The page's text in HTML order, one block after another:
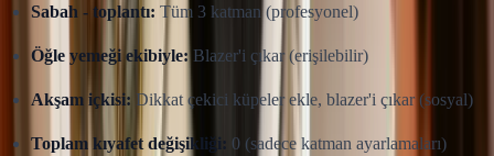
Sabah - toplantı: Tüm 3 katman (profesyonel)
Öğle yemeği ekibiyle: Blazer'i çıkar (erişilebilir)
Akşam içkisi: Dikkat çekici küpeler ekle, blazer'i çıkar (sosyal)
Toplam kıyafet değişikliği: 0 (sadece katman ayarlamaları)